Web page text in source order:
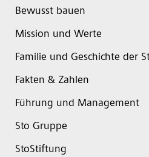
Bewusst bauen
Mission und Werte
Familie und Geschichte der
Fakten & Zahlen
Führung und Management
Sto Gruppe
StoStiftung